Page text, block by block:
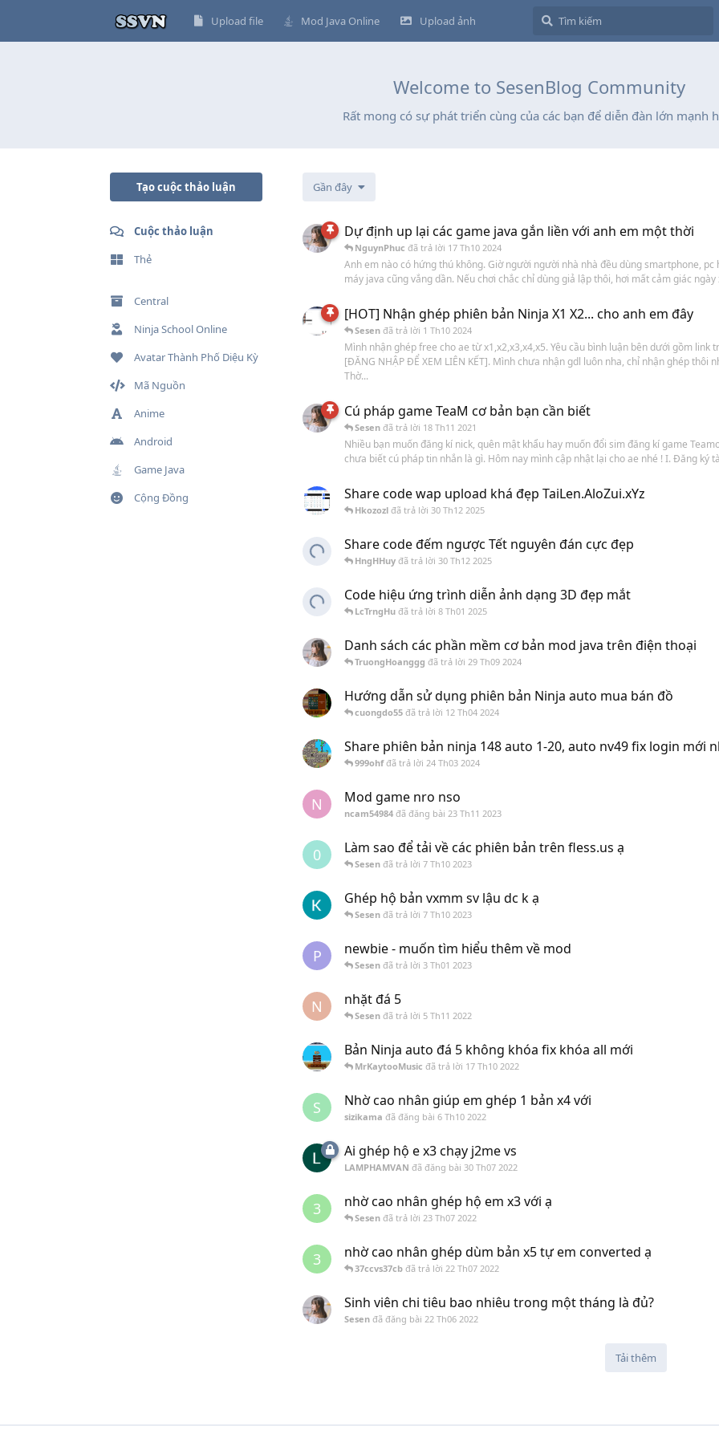
Upload file Mod Java Online Upload ảnh
Welcome to SesenBlog Community
Rất mong có sự phát triển cùng của các bạn để diễn đàn lớn mạnh
Tạo cuộc thảo luận
Cuộc thảo luận
Thẻ
Central
Ninja School Online
Avatar Thành Phố Diệu Kỳ
Mã Nguồn
Anime
Android
Game Java
Cộng Đồng
Gần đây
Dự định up lại các game java gắn liền với anh em một thời
NguynPhuc đã trả lời 17 Th10 2024
Anh em nào có hứng thú không. Giờ người người nhà nhà đều dùng smartphone, pc
máy java cũng vắng dần. Nếu chơi chắc chỉ dùng giả lập thôi, hơi mất cảm giác ngày
[HOT] Nhận ghép phiên bản Ninja X1 X2... cho anh em đây
Sesen đã trả lời 1 Th10 2024
Mình nhận ghép free cho ae từ x1,x2,x3,x4,x5. Yêu cầu bình luận bên dưới gồm link
[ĐĂNG NHẬP ĐỂ XEM LIÊN KẾT]. Mình chưa nhận gdl luôn nha, chỉ nhận ghép thôi
Thờ...
Cú pháp game TeaM cơ bản bạn cần biết
Sesen đã trả lời 18 Th11 2021
Nhiều bạn muốn đăng kí nick, quên mật khẩu hay muốn đổi sim đăng kí game
chưa biết cú pháp tin nhắn là gì. Hôm nay mình cập nhật lại cho ae nhé ! I. Đăng ký
Share code wap upload khá đẹp TaiLen.AloZui.xYz
Hkozozl đã trả lời 30 Th12 2025
Share code đếm ngược Tết nguyên đán cực đẹp
HngHHuy đã trả lời 30 Th12 2025
Code hiệu ứng trình diễn ảnh dạng 3D đẹp mắt
LcTrngHu đã trả lời 8 Th01 2025
Danh sách các phần mềm cơ bản mod java trên điện thoại
TruongHoanggg đã trả lời 29 Th09 2024
Hướng dẫn sử dụng phiên bản Ninja auto mua bán đồ
cuongdo55 đã trả lời 12 Th04 2024
Share phiên bản ninja 148 auto 1-20, auto nv49 fix login mới
999ohfđã trả lời 24 Th03 2024
N Mod game nro nso
ncam54984 đã đăng bài 23 Th11 2023
0 Làm sao để tải về các phiên bản trên fless.us ạ
Sesen đã trả lời 7 Th10 2023
Ghép hộ bản vxmm sv lậu dc k ạ
Sesen đã trả lời 7 Th10 2023
P newbie - muốn tìm hiểu thêm về mod
Sesen đã trả lời 3 Th01 2023
N nhặt đá 5
Sesen đã trả lời 5 Th11 2022
Bản Ninja auto đá 5 không khóa fix khóa all mới
MrKaytooMusic đã trả lời 17 Th10 2022
S Nhờ cao nhân giúp em ghép 1 bản x4 với
sizikama đã đăng bài 6 Th10 2022
Ai ghép hộ e x3 chạy j2me vs
LAMPHAMVAN đã đăng bài 30 Th07 2022
3 nhờ cao nhân ghép hộ em x3 với ạ
Sesen đã trả lời 23 Th07 2022
3 nhờ cao nhân ghép dùm bản x5 tự em converted ạ
37ccvs37cb đã trả lời 22 Th07 2022
Sinh viên chi tiêu bao nhiêu trong một tháng là đủ?
Sesen đã đăng bài 22 Th06 2022
Tải thêm